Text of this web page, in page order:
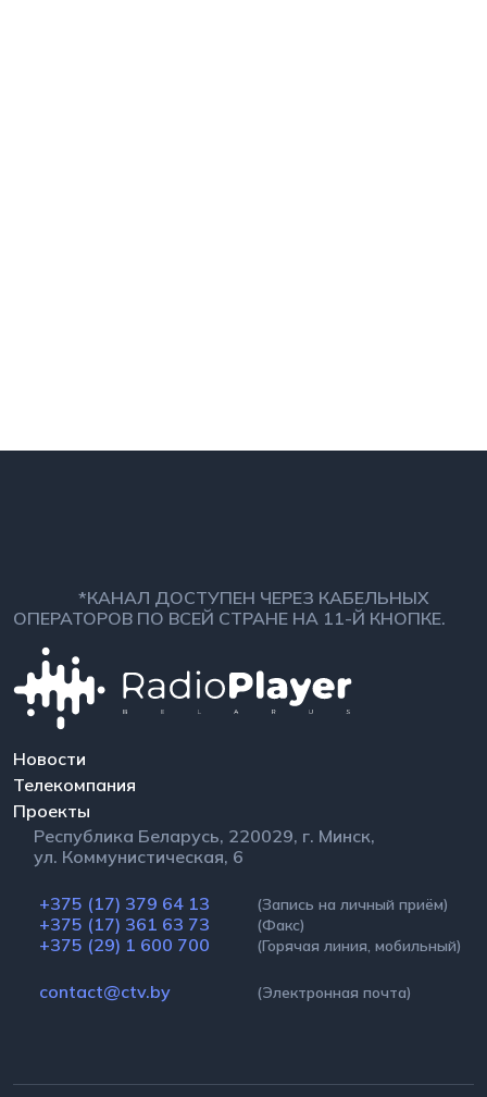
*КАНАЛ ДОСТУПЕН ЧЕРЕЗ КАБЕЛЬНЫХ
ОПЕРАТОРОВ ПО ВСЕЙ СТРАНЕ НА 11-Й КНОПКЕ.
Новости
Телекомпания
Проекты
Республика Беларусь, 220029, г. Минск,
ул. Коммунистическая, 6
+375 (17) 379 64 13 (Запись на личный приём)
+375 (17) 361 63 73 (Факс)
+375 (29) 1 600 700 (Горячая линия, мобильный)
contact@ctv.by (Электронная почта)